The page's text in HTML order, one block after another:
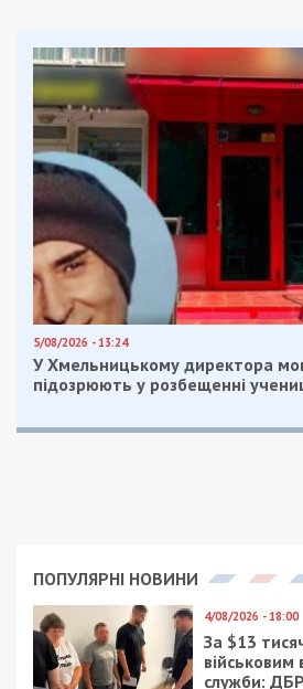
нібито через погіршення
вказав, що покупець мав
обробку продукції, таку як
власним коштом.
Через ці махінації
недоотримала понад 5
доходу.
Службовій особі повідомлено
ст. 191 Кримінального
чужого майна шляхом
становищем, вчинена в
особливо великих розмірах).
Досудове
обласної прокуратури
Facebook
Telegram
Twitter
Категории: Гроші| Метки:
розслідування,розтрата
коштів